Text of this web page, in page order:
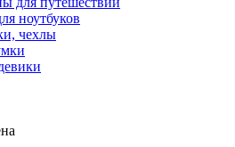
ноутбуков
чехлы